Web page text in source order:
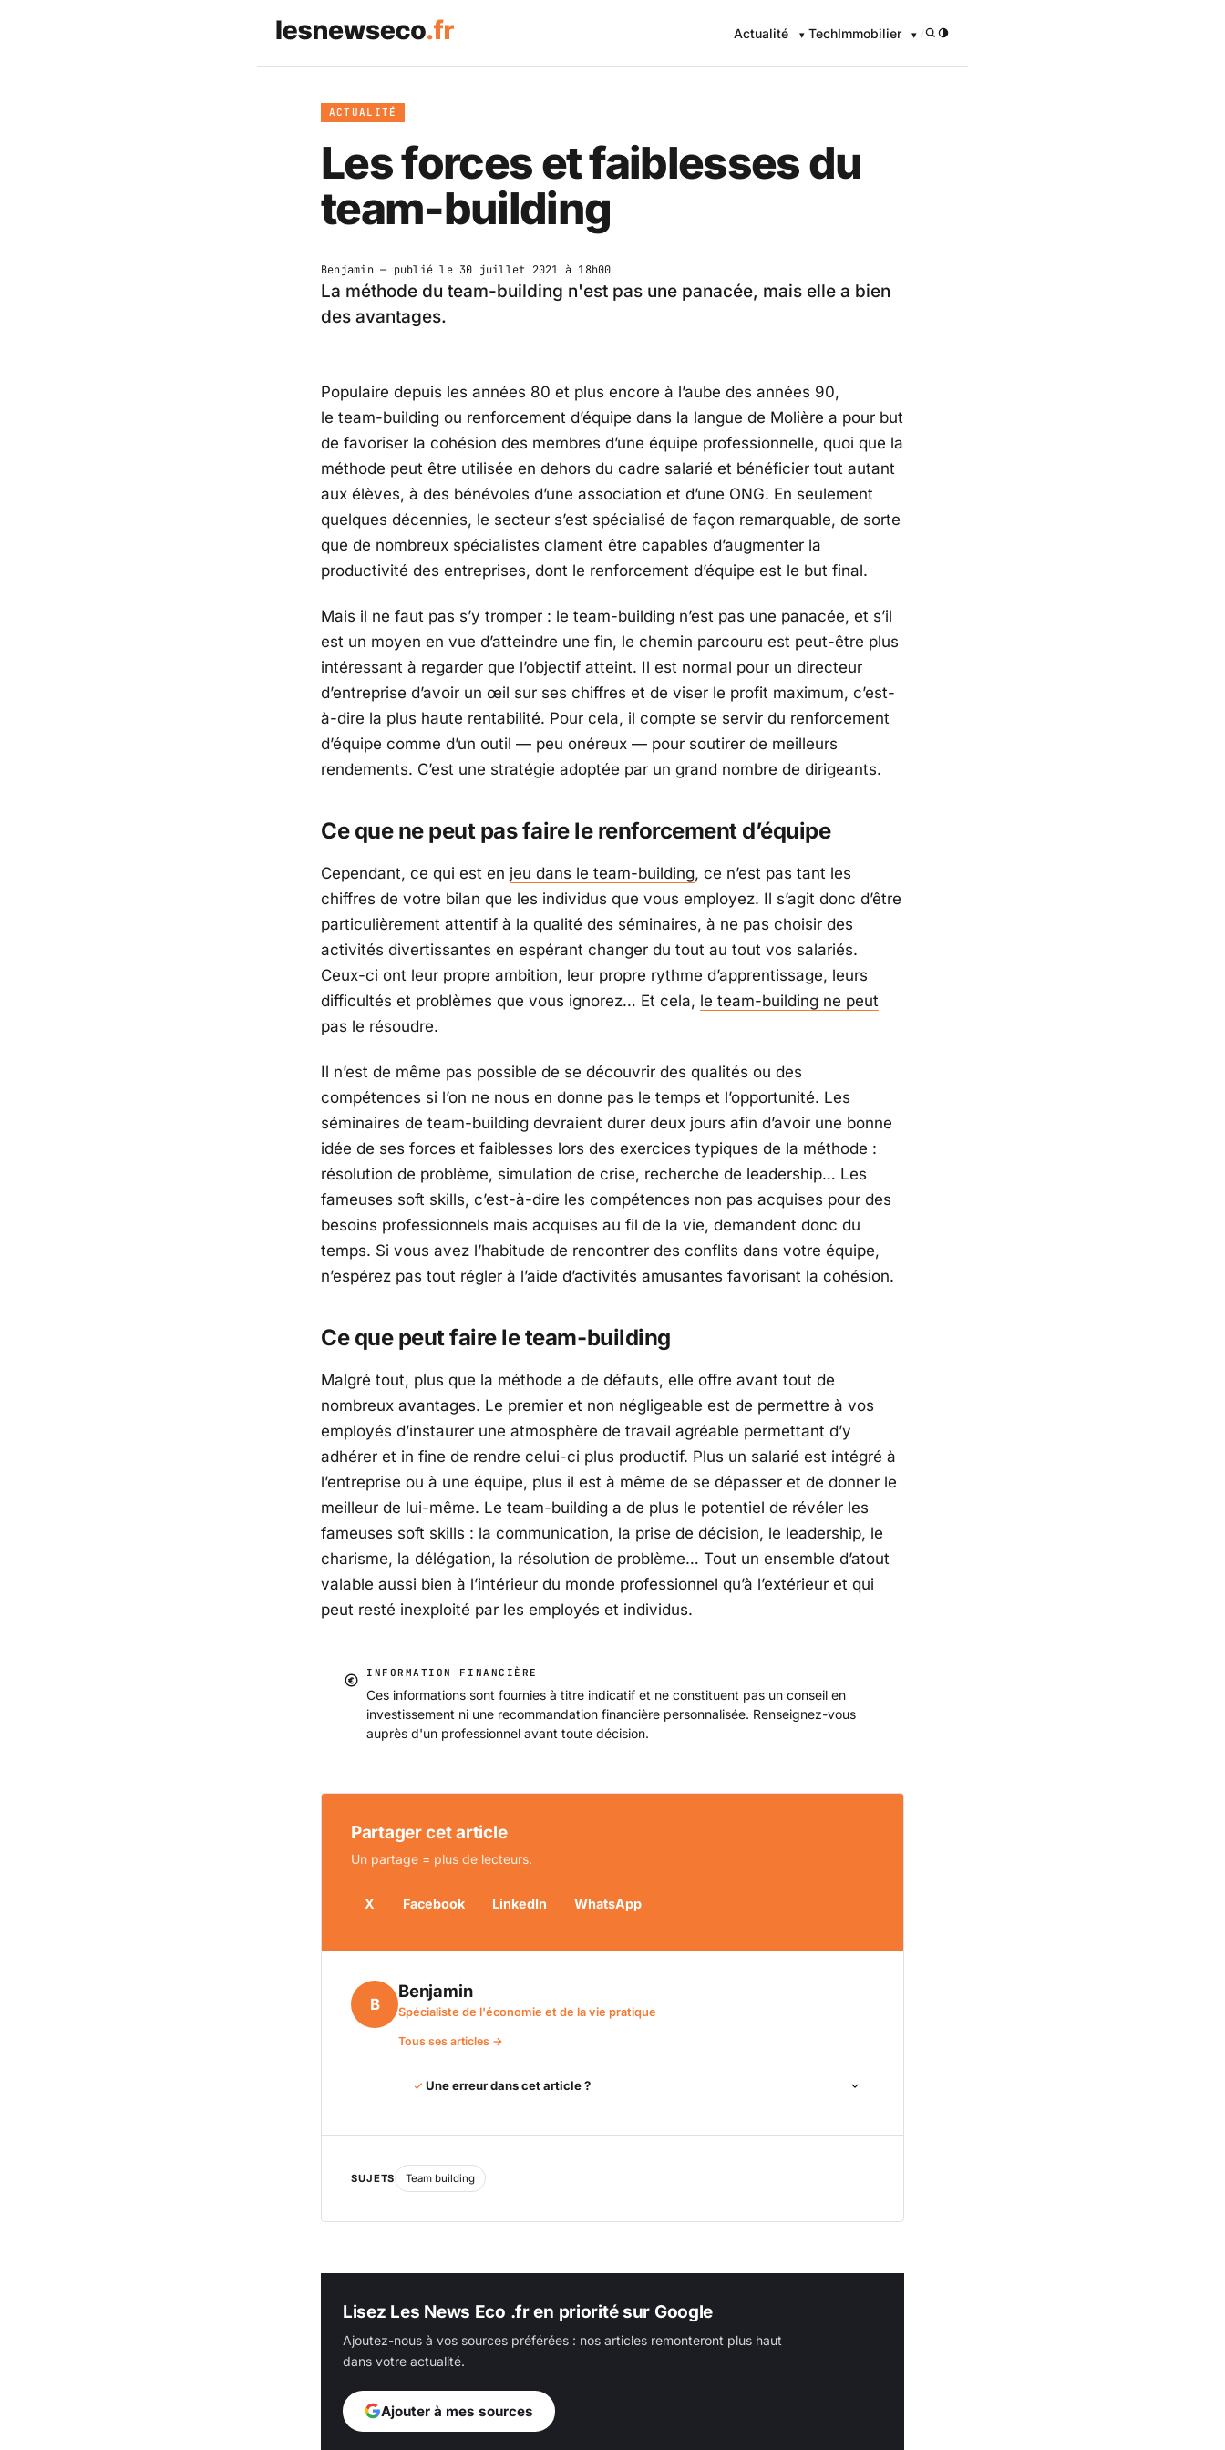
Actualité TechImmobilier /
ACTUALITÉ
Les forces et faiblesses du
team-building
Benjamin— publié le 30 juillet 2021 à 18h00
La méthode du team-building n'est pas une panacée, mais elle a bien
des avantages.
Populaire depuis les années 80 et plus encore à l’aube des années 90,
le team-building ou renforcement d’équipe dans la langue de Molière a pour but
de favoriser la cohésion des membres d’une équipe professionnelle, quoi que la
méthode peut être utilisée en dehors du cadre salarié et bénéficier tout autant
aux élèves, à des bénévoles d’une association et d’une ONG. En seulement
quelques décennies, le secteur s’est spécialisé de façon remarquable, de sorte
que de nombreux spécialistes clament être capables d’augmenter la
productivité des entreprises, dont le renforcement d’équipe est le but final.
Mais il ne faut pas s’y tromper : le team-building n’est pas une panacée, et s’il
est un moyen en vue d’atteindre une fin, le chemin parcouru est peut-être plus
intéressant à regarder que l’objectif atteint. Il est normal pour un directeur
d’entreprise d’avoir un œil sur ses chiffres et de viser le profit maximum, c’est-
à-dire la plus haute rentabilité. Pour cela, il compte se servir du renforcement
d’équipe comme d’un outil — peu onéreux — pour soutirer de meilleurs
rendements. C’est une stratégie adoptée par un grand nombre de dirigeants.
Ce que ne peut pas faire le renforcement d’équipe
Cependant, ce qui est en jeu dans le team-building, ce n’est pas tant les
chiffres de votre bilan que les individus que vous employez. Il s’agit donc d’être
particulièrement attentif à la qualité des séminaires, à ne pas choisir des
activités divertissantes en espérant changer du tout au tout vos salariés.
Ceux-ci ont leur propre ambition, leur propre rythme d’apprentissage, leurs
difficultés et problèmes que vous ignorez… Et cela, le team-building ne peut
pas le résoudre.
Il n’est de même pas possible de se découvrir des qualités ou des
compétences si l’on ne nous en donne pas le temps et l’opportunité. Les
séminaires de team-building devraient durer deux jours afin d’avoir une bonne
idée de ses forces et faiblesses lors des exercices typiques de la méthode :
résolution de problème, simulation de crise, recherche de leadership… Les
fameuses soft skills, c’est-à-dire les compétences non pas acquises pour des
besoins professionnels mais acquises au fil de la vie, demandent donc du
temps. Si vous avez l’habitude de rencontrer des conflits dans votre équipe,
n’espérez pas tout régler à l’aide d’activités amusantes favorisant la cohésion.
Ce que peut faire le team-building
Malgré tout, plus que la méthode a de défauts, elle offre avant tout de
nombreux avantages. Le premier et non négligeable est de permettre à vos
employés d’instaurer une atmosphère de travail agréable permettant d’y
adhérer et in fine de rendre celui-ci plus productif. Plus un salarié est intégré à
l’entreprise ou à une équipe, plus il est à même de se dépasser et de donner le
meilleur de lui-même. Le team-building a de plus le potentiel de révéler les
fameuses soft skills : la communication, la prise de décision, le leadership, le
charisme, la délégation, la résolution de problème… Tout un ensemble d’atout
valable aussi bien à l’intérieur du monde professionnel qu’à l’extérieur et qui
peut resté inexploité par les employés et individus.
INFORMATION FINANCIÈRE
Ces informations sont fournies à titre indicatif et ne constituent pas un conseil en
investissement ni une recommandation financière personnalisée. Renseignez-vous
auprès d'un professionnel avant toute décision.
Partager cet article
Un partage = plus de lecteurs.
X Facebook LinkedIn WhatsApp
B
Benjamin
Spécialiste de l'économie et de la vie pratique
Tous ses articles →
Une erreur dans cet article ?
SUJETS Team building
Lisez Les News Eco .fr en priorité sur Google
Ajoutez-nous à vos sources préférées : nos articles remonteront plus haut
dans votre actualité.
Ajouter à mes sources